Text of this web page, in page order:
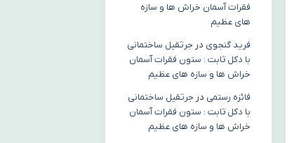
فقرات آسمان خراش ها و سازه
های عظیم
فرید گنجوی در جرثقیل ساختمانی
با دکل ثابت : ستون فقرات آسمان
خراش ها و سازه های عظیم
فائزه رستمی در جرثقیل ساختمانی
با دکل ثابت : ستون فقرات آسمان
خراش ها و سازه های عظیم